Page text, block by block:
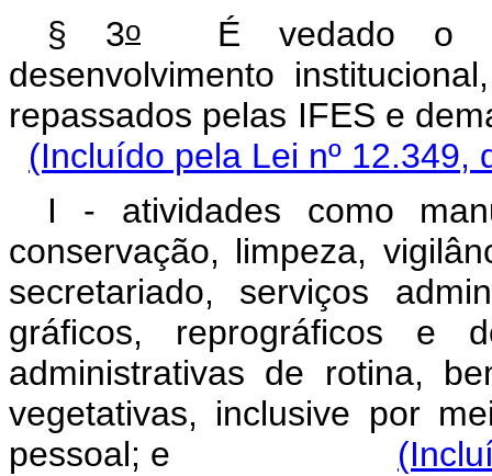
§ 3o É vedado o
desenvolvimento
repassados pelas IFES e
(Incluído pela Lei nº 12.349,
I - atividades como
conservação, limpeza,
secretariado, serviços
gráficos, reprográficos e
administrativas de rotina,
vegetativas, inclusive por
pessoal; e